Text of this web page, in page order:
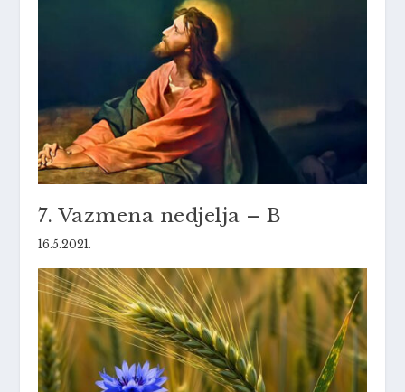
7. Vazmena nedjelja – B
16.5.2021.